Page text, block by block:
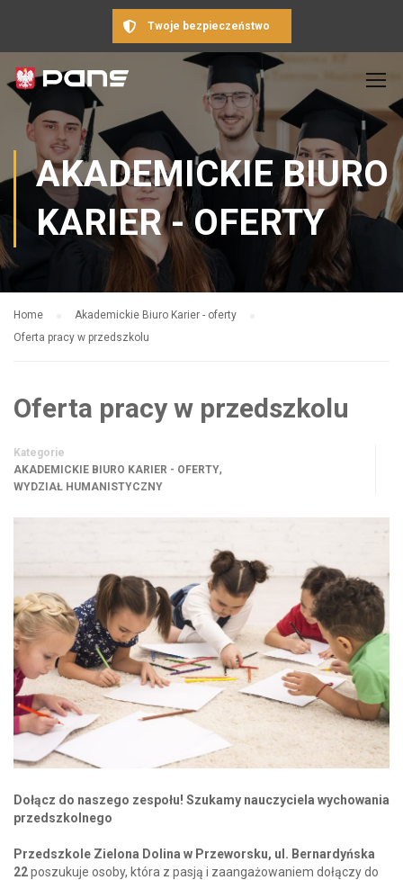
Twoje bezpieczeństwo
AKADEMICKIE BIURO
KARIER - OFERTY
Home
Akademickie Biuro Karier - oferty
Oferta pracy w przedszkolu
Oferta pracy w przedszkolu
Kategorie
AKADEMICKIE BIURO KARIER - OFERTY,
WYDZIAŁ HUMANISTYCZNY
Dołącz do naszego zespołu! Szukamy nauczyciela wychowania
przedszkolnego
Przedszkole Zielona Dolina w Przeworsku, ul. Bernardyńska
22poszukuje osoby, która z pasją i zaangażowaniem dołączy do